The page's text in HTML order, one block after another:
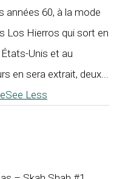
années 60, à la mode
Los Hierros qui sort en
États-Unis et au
en sera extrait, deux...
See Less